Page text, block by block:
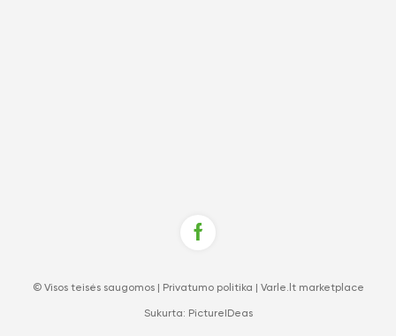
© Visos teisės saugomos | Privatumo politika Varle.lt marketplace
Sukurta: PictureIDeas